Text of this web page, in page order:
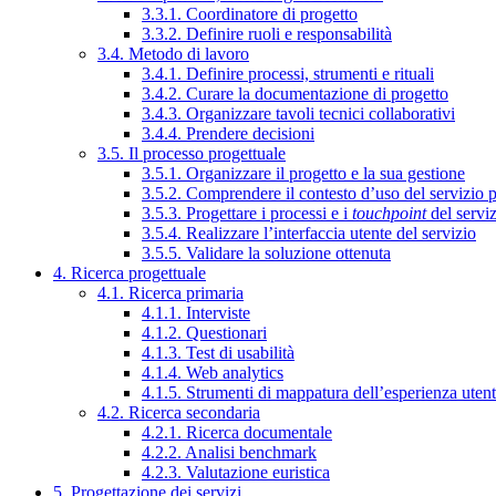
3.3.1. Coordinatore di progetto
3.3.2. Definire ruoli e responsabilità
3.4. Metodo di lavoro
3.4.1. Definire processi, strumenti e rituali
3.4.2. Curare la documentazione di progetto
3.4.3. Organizzare tavoli tecnici collaborativi
3.4.4. Prendere decisioni
3.5. Il processo progettuale
3.5.1. Organizzare il progetto e la sua gestione
3.5.2. Comprendere il contesto d’uso del servizio
3.5.3. Progettare i processi e i touchpointdel
3.5.4. Realizzare l’interfaccia utente del servizio
3.5.5. Validare la soluzione ottenuta
4. Ricerca progettuale
4.1. Ricerca primaria
4.1.1. Interviste
4.1.2. Questionari
4.1.3. Test di usabilità
4.1.4. Web analytics
4.1.5. Strumenti di mappatura dell’esperienza
4.2. Ricerca secondaria
4.2.1. Ricerca documentale
4.2.2. Analisi benchmark
4.2.3. Valutazione euristica
5. Progettazione dei servizi